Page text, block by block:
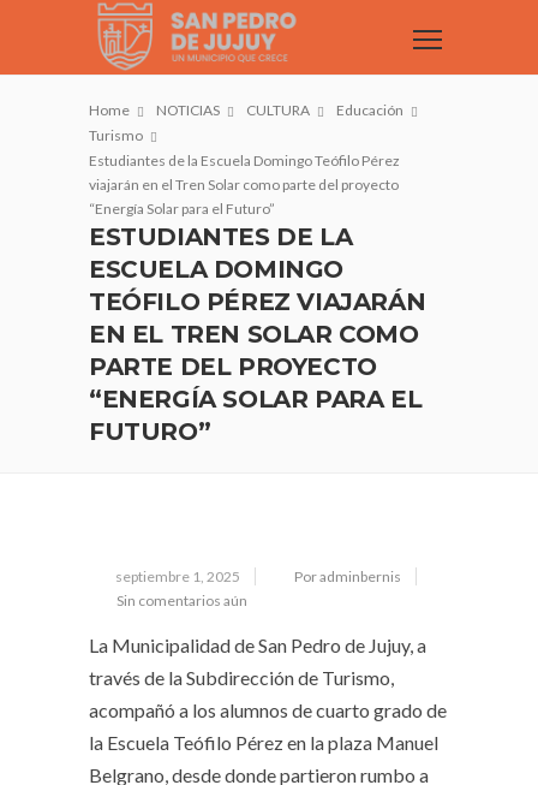
Home NOTICIAS CULTURA
Educación
Turismo
Estudiantes de la Escuela Domingo Teófilo Pérez
viajarán en el Tren Solar como parte del proyecto
“Energía Solar para el Futuro”
ESTUDIANTES DE LA
ESCUELA DOMINGO
TEÓFILO PÉREZ VIAJARÁN
EN EL TREN SOLAR COMO
PARTE DEL PROYECTO
“ENERGÍA SOLAR PARA EL
FUTURO”
septiembre 1, 2025
Por adminbernis
Sin comentarios aún
La Municipalidad de San Pedro de Jujuy, a
través de la Subdirección de Turismo,
acompañó a los alumnos de cuarto grado de
la Escuela Teófilo Pérez en la plaza Manuel
Belgrano, desde donde partieron rumbo a